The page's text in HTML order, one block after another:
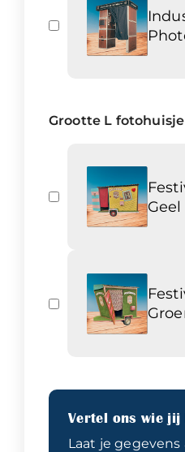
Grootte L fotohuisje
Geel
Vertel ons wie jij
Laat je